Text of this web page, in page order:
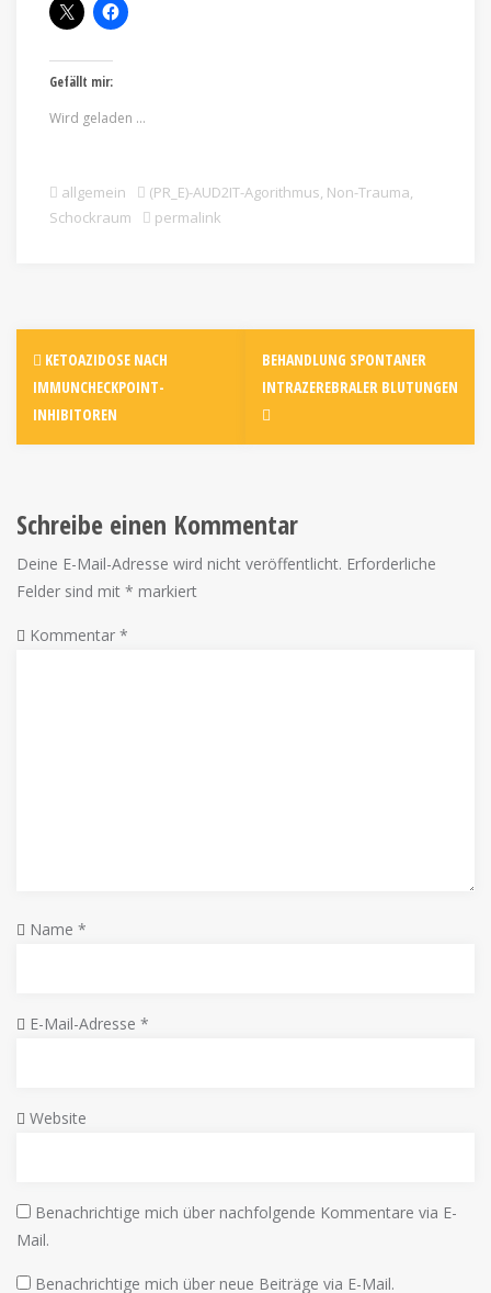
Gefällt mir:
Wird geladen …
allgemein (PR_E)-AUD2IT-Agorithmus, Non-Trauma,
Schockraum
permalink
KETOAZIDOSE NACH
IMMUNCHECKPOINT-
INHIBITOREN
BEHANDLUNG SPONTANER
INTRAZEREBRALER BLUTUNGEN
Schreibe einen Kommentar
Deine E-Mail-Adresse wird nicht veröffentlicht. Erforderliche
Felder sind mit * markiert
Kommentar *
Name *
E-Mail-Adresse *
Website
Benachrichtige mich über nachfolgende Kommentare via E-
Mail.
Benachrichtige mich über neue Beiträge via E-Mail.